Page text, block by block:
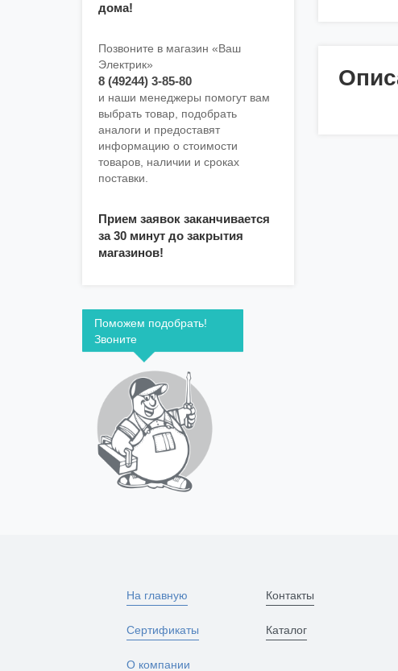
дома!
Позвоните в магазин «Ваш
Электрик»
8 (49244) 3-85-80
и наши менеджеры помогут вам
выбрать товар, подобрать
аналоги и предоставят
информацию о стоимости
товаров, наличии и сроках
поставки.
Прием заявок заканчивается
за 30 минут до закрытия
магазинов!
Поможем подобрать!
Звоните
На главную
Сертификаты
О компании
Контакты
Каталог